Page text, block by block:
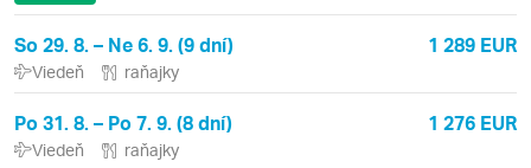
So 29. 8. – Ne 6. 9. (9 dní) 1 289 EUR
Viedeň raňajky
Po 31. 8. – Po 7. 9. (8 dní) 1 276 EUR
Viedeň raňajky